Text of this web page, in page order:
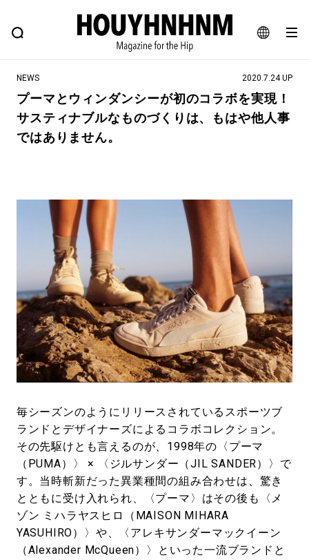
JA
EN
FEATURE BLOG SNAP
ヒップなファッション、カルチャー、ライフスタイルWEBマガジン
#注目のタグ
#NEW VINTAGE #マイナーグッド図鑑
#路地裏てぃーん。 #MONTHLY JOURNAL
#GH 銘品の所以 #フイナムのYouTube
#Commune H #FOCUS IT #AH.H
#ととけん #FASHION #MUSIC #MOVIE
#LIFESTYLE #SNEAKER #OUTDOOR
#SPORTS #HANDSOME HANDBOOK
NEWS 2020.7.24 UP
プーマとウィンダンシーが初のコラボを実現！
サスティナブルなものづくりは、もはや他人事
ではありません。
毎シーズンのようにリリースされているスポーツブ
ランドとデザイナーズによるコラボコレクション。
その先駆けとも言えるのが、1998年の〈プーマ
（PUMA）〉 × 〈ジルサンダー（JIL SANDER）〉で
す。当時斬新だった異業種間の組み合わせは、驚き
とともに受け入れられ、〈プーマ〉はその後も〈メ
ゾン ミハラヤスヒロ（MAISON MIHARA
YASUHIRO）〉や、〈アレキサンダーマックイーン
（Alexander McQueen）〉といった一流ブランドと